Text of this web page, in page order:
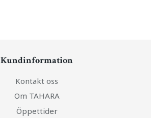
Kundinformation
Kontakt oss
Om TAHARA
Öppettider